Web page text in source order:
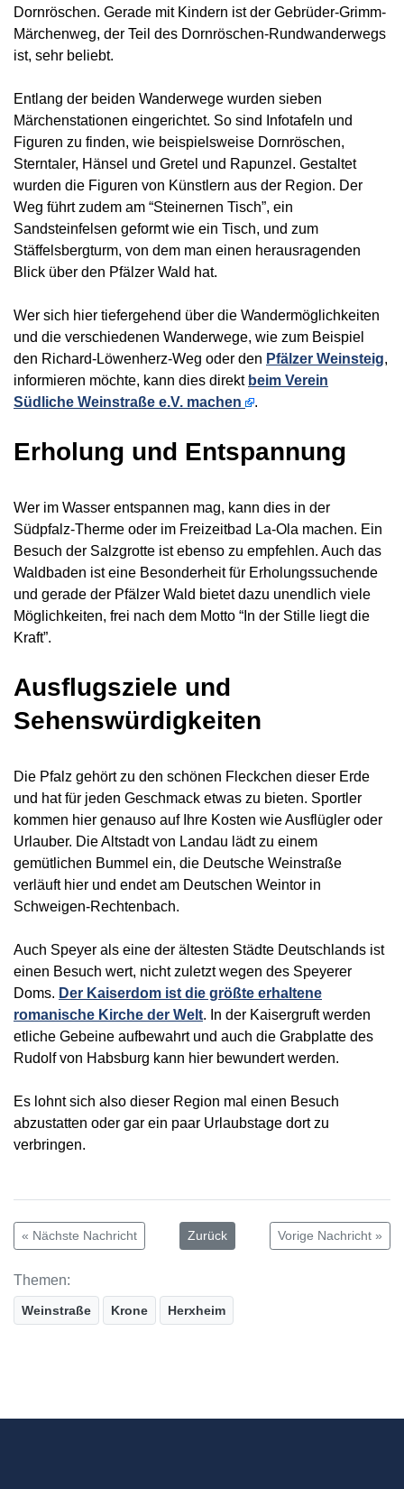
Dornröschen. Gerade mit Kindern ist der Gebrüder-Grimm-
Märchenweg, der Teil des Dornröschen-Rundwanderwegs
ist, sehr beliebt.
Entlang der beiden Wanderwege wurden sieben
Märchenstationen eingerichtet. So sind Infotafeln und
Figuren zu finden, wie beispielsweise Dornröschen,
Sterntaler, Hänsel und Gretel und Rapunzel. Gestaltet
wurden die Figuren von Künstlern aus der Region. Der
Weg führt zudem am “Steinernen Tisch”, ein
Sandsteinfelsen geformt wie ein Tisch, und zum
Stäffelsbergturm, von dem man einen herausragenden
Blick über den Pfälzer Wald hat.
Wer sich hier tiefergehend über die Wandermöglichkeiten
und die verschiedenen Wanderwege, wie zum Beispiel
den Richard-Löwenherz-Weg oder den Pfälzer Weinsteig,
informieren möchte, kann dies direkt beim Verein
Südliche Weinstraße e.V. machen
.
Erholung und Entspannung
Wer im Wasser entspannen mag, kann dies in der
Südpfalz-Therme oder im Freizeitbad La-Ola machen. Ein
Besuch der Salzgrotte ist ebenso zu empfehlen. Auch das
Waldbaden ist eine Besonderheit für Erholungssuchende
und gerade der Pfälzer Wald bietet dazu unendlich viele
Möglichkeiten, frei nach dem Motto “In der Stille liegt die
Kraft”.
Ausflugsziele und
Sehenswürdigkeiten
Die Pfalz gehört zu den schönen Fleckchen dieser Erde
und hat für jeden Geschmack etwas zu bieten. Sportler
kommen hier genauso auf Ihre Kosten wie Ausflügler oder
Urlauber. Die Altstadt von Landau lädt zu einem
gemütlichen Bummel ein, die Deutsche Weinstraße
verläuft hier und endet am Deutschen Weintor in
Schweigen-Rechtenbach.
Auch Speyer als eine der ältesten Städte Deutschlands ist
einen Besuch wert, nicht zuletzt wegen des Speyerer
Doms. Der Kaiserdom ist die größte erhaltene
romanische Kirche der Welt. In der Kaisergruft werden
etliche Gebeine aufbewahrt und auch die Grabplatte des
Rudolf von Habsburg kann hier bewundert werden.
Es lohnt sich also dieser Region mal einen Besuch
abzustatten oder gar ein paar Urlaubstage dort zu
verbringen.
« Nächste Nachricht Zurück Vorige Nachricht »
Themen:
Weinstraße Krone Herxheim